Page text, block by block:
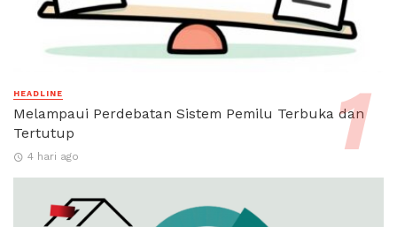
HEADLINE
Melampaui Perdebatan Sistem Pemilu Terbuka dan
Tertutup
4 hari ago